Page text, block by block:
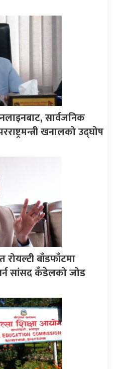
सार्वजनिक
खनालको उद्घोष
रोयल्टी बाँडफाँटमा
सांसद कँडेलको जोड